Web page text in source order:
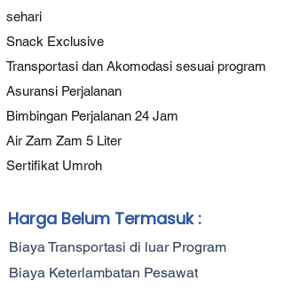
pengalaman spiritual yang tak
terlupakan bersama keluarga tercinta.
sehari
Snack Exclusive
Transportasi dan Akomodasi sesuai program
Asuransi Perjalanan
Bimbingan Perjalanan 24 Jam
Air Zam Zam 5 Liter
Sertifikat Umroh
Harga Belum Termasuk :
Biaya Transportasi di luar Program
Biaya Keterlambatan Pesawat